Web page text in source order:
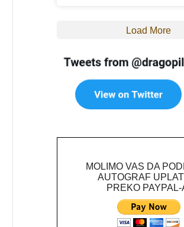
Load More
MOLIMO VAS DA
AUTOGRAF
PREKO PAYPAL-